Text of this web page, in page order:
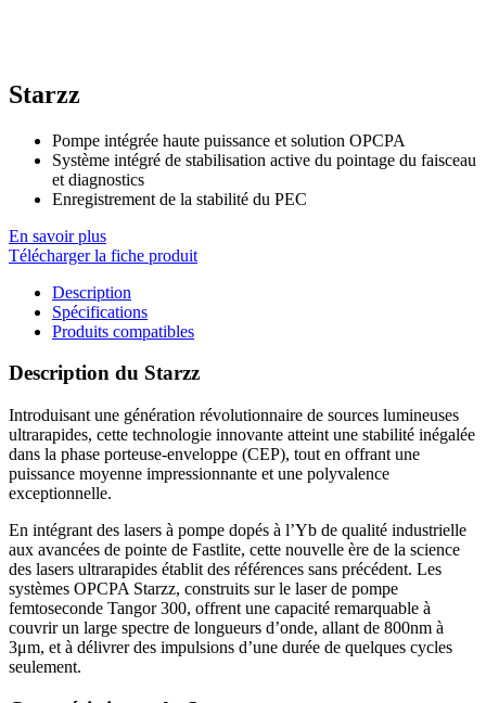
Starzz
Pompe intégrée haute puissance et solution OPCPA
Système intégré de stabilisation active du pointage du faisceau
et diagnostics
Enregistrement de la stabilité du PEC
En savoir plus
Télécharger la fiche produit
Description
Spécifications
Produits compatibles
Description du Starzz
Introduisant une génération révolutionnaire de sources lumineuses
ultrarapides, cette technologie innovante atteint une stabilité inégalée
dans la phase porteuse-enveloppe (CEP), tout en offrant une
puissance moyenne impressionnante et une polyvalence
exceptionnelle.
En intégrant des lasers à pompe dopés à l’Yb de qualité industrielle
aux avancées de pointe de Fastlite, cette nouvelle ère de la science
des lasers ultrarapides établit des références sans précédent. Les
systèmes OPCPA Starzz, construits sur le laser de pompe
femtoseconde Tangor 300, offrent une capacité remarquable à
couvrir un large spectre de longueurs d’onde, allant de 800nm à
3μm, et à délivrer des impulsions d’une durée de quelques cycles
seulement.